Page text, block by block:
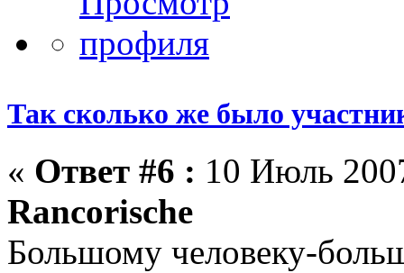
Так сколько же было
« Ответ #6 : 10 Июль
Rancorische
Большому человеку-